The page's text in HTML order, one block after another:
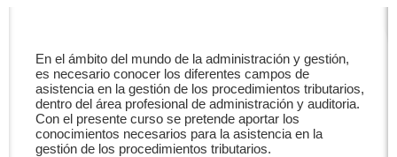
En el ámbito del mundo de la administración y gestión,
es necesario conocer los diferentes campos de
asistencia en la gestión de los procedimientos tributarios,
dentro del área profesional de administración y auditoria.
Con el presente curso se pretende aportar los
conocimientos necesarios para la asistencia en la
gestión de los procedimientos tributarios.